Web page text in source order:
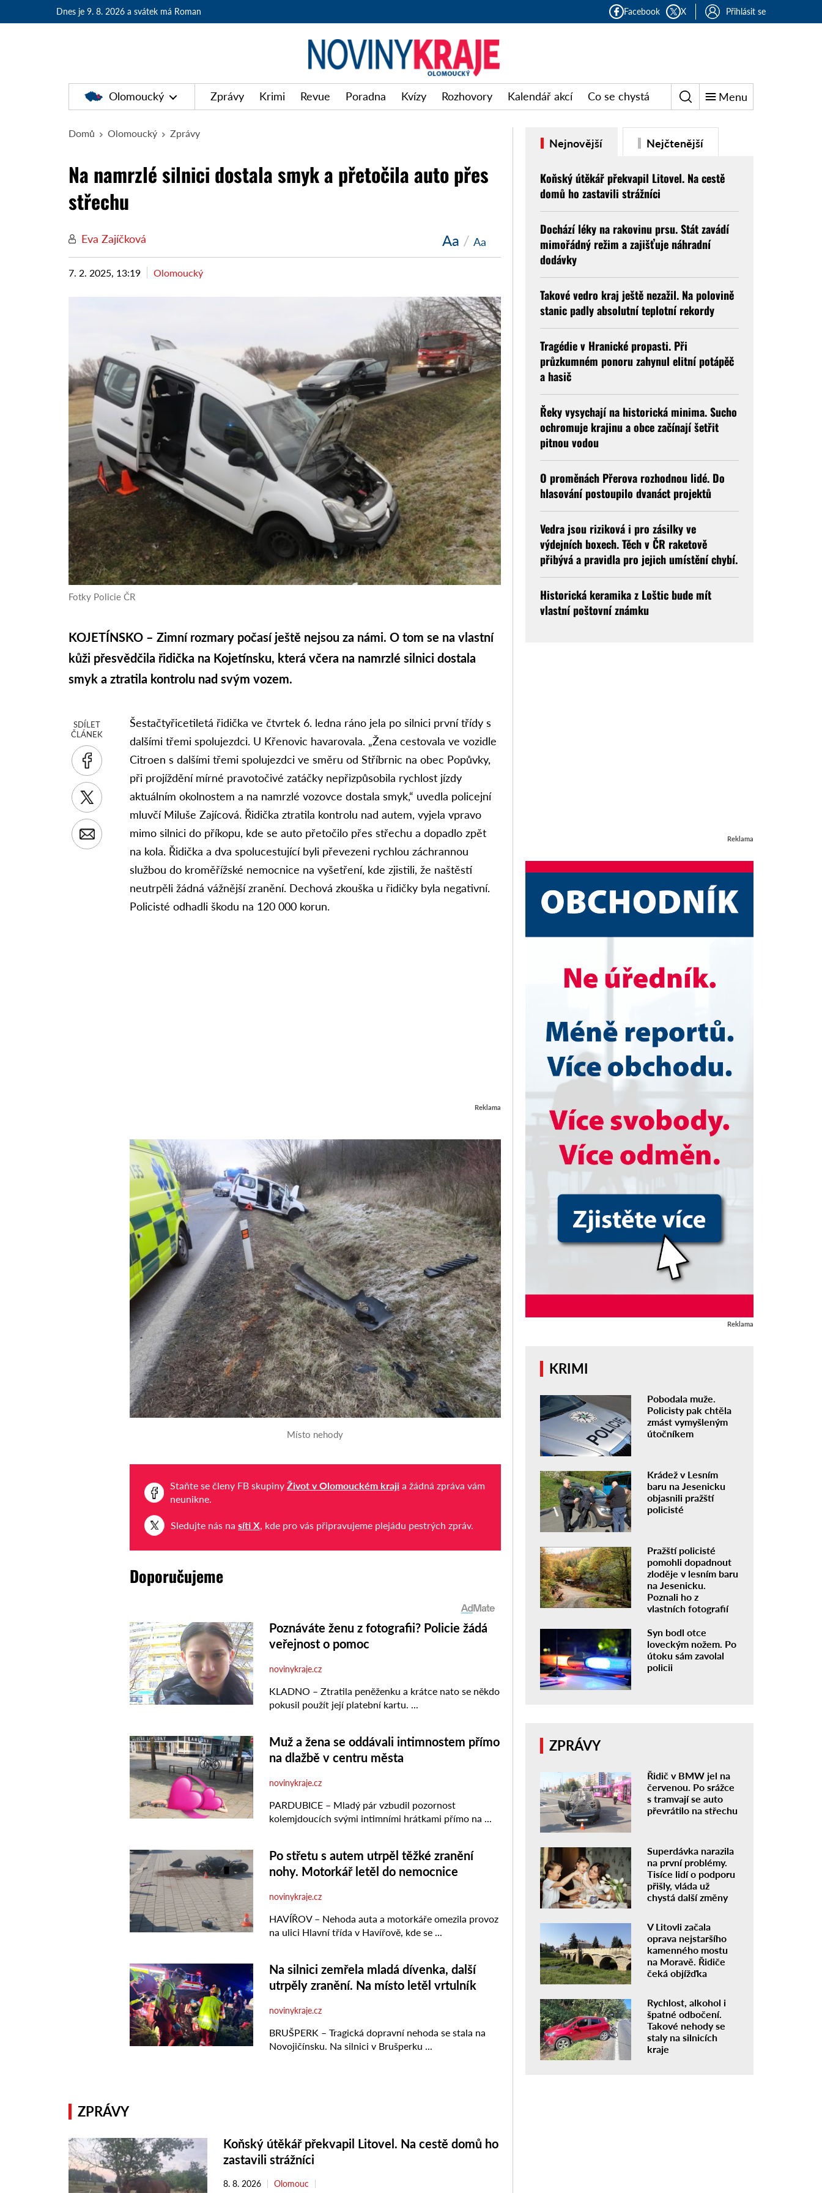
Dnes je 9. 8. 2026 a svátek má Roman Facebook X Přihlásit se
Olomoucký Zprávy Krimi Revue Poradna Kvízy Rozhovory Kalendář akcí Co se chystá Menu
Domů Olomoucký Zprávy
Na namrzlé silnici dostala smyk a přetočila auto přes
střechu
Eva Zajíčková Aa / Aa
7. 2. 2025, 13:19 Olomoucký
Fotky Policie ČR
KOJETÍNSKO – Zimní rozmary počasí ještě nejsou za námi. O tom se na vlastní
kůži přesvědčila řidička na Kojetínsku, která včera na namrzlé silnici dostala
smyk a ztratila kontrolu nad svým vozem.
SDÍLET
ČLÁNEK
Šestačtyřicetiletá řidička ve čtvrtek 6. ledna ráno jela po silnici první třídy s
dalšími třemi spolujezdci. U Křenovic havarovala. „Žena cestovala ve vozidle
Citroen s dalšími třemi spolujezdci ve směru od Stříbrnic na obec Popůvky,
při projíždění mírné pravotočivé zatáčky nepřizpůsobila rychlost jízdy
aktuálním okolnostem a na namrzlé vozovce dostala smyk,“ uvedla policejní
mluvčí Miluše Zajícová. Řidička ztratila kontrolu nad autem, vyjela vpravo
mimo silnici do příkopu, kde se auto přetočilo přes střechu a dopadlo zpět
na kola. Řidička a dva spolucestující byli převezeni rychlou záchrannou
službou do kroměřížské nemocnice na vyšetření, kde zjistili, že naštěstí
neutrpěli žádná vážnější zranění. Dechová zkouška u řidičky byla negativní.
Policisté odhadli škodu na 120 000 korun.
Reklama
Místo nehody
Staňte se členy FB skupinyŽivot v Olomouckém kraji a žádná zpráva vám
neunikne.
Sledujte nás nasíti X, kde pro vás připravujeme plejádu pestrých zpráv.
Doporučujeme
ZPRÁVY
Koňský útěkář překvapil Litovel. Na cestě domů ho
zastavili strážníci
8. 8. 2026 Olomouc
Nejnovější Nejčtenější
Koňský útěkář překvapil Litovel. Na cestě
domů ho zastavili strážníci
Dochází léky na rakovinu prsu. Stát zavádí
mimořádný režim a zajišťuje náhradní
dodávky
Takové vedro kraj ještě nezažil. Na polovině
stanic padly absolutní teplotní rekordy
Tragédie v Hranické propasti. Při
průzkumném ponoru zahynul elitní potápěč
a hasič
Řeky vysychají na historická minima. Sucho
ochromuje krajinu a obce začínají šetřit
pitnou vodou
O proměnách Přerova rozhodnou lidé. Do
hlasování postoupilo dvanáct projektů
Vedra jsou riziková i pro zásilky ve
výdejních boxech. Těch v ČR raketově
přibývá a pravidla pro jejich umístění chybí.
Historická keramika z Loštic bude mít
vlastní poštovní známku
Reklama
Reklama
KRIMI
Pobodala muže.
Policisty pak chtěla
zmást vymyšleným
útočníkem
Krádež v Lesním
baru na Jesenicku
objasnili pražští
policisté
Pražští policisté
pomohli dopadnout
zloděje v lesním baru
na Jesenicku.
Poznali ho z
vlastních fotografií
Syn bodl otce
loveckým nožem. Po
útoku sám zavolal
policii
ZPRÁVY
Řidič v BMW jel na
červenou. Po srážce
s tramvají se auto
převrátilo na střechu
Superdávka narazila
na první problémy.
Tisíce lidí o podporu
přišly, vláda už
chystá další změny
V Litovli začala
oprava nejstaršího
kamenného mostu
na Moravě. Řidiče
čeká objížďka
Rychlost, alkohol i
špatné odbočení.
Takové nehody se
staly na silnicích
kraje